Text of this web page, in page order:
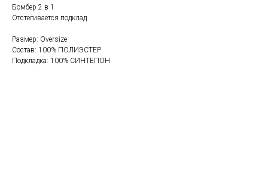
Бомбер 2 в 1
Отстегивается подклад
Размер: Oversize
Состав: 100% ПОЛИЭСТЕР
Подкладка: 100% СИНТЕПОН